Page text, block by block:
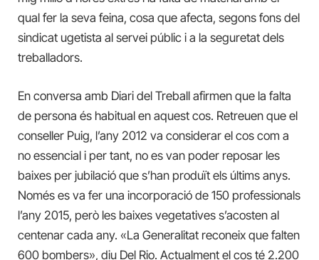
qual fer la seva feina, cosa que afecta, segons fons del
sindicat ugetista al servei públic i a la seguretat dels
treballadors.
En conversa amb Diari del Treball afirmen que la falta
de persona és habitual en aquest cos. Retreuen que el
conseller Puig, l’any 2012 va considerar el cos com a
no essencial i per tant, no es van poder reposar les
baixes per jubilació que s’han produït els últims anys.
Només es va fer una incorporació de 150 professionals
l’any 2015, però les baixes vegetatives s’acosten al
centenar cada any. «La Generalitat reconeix que falten
600 bombers», diu Del Rio. Actualment el cos té 2.200